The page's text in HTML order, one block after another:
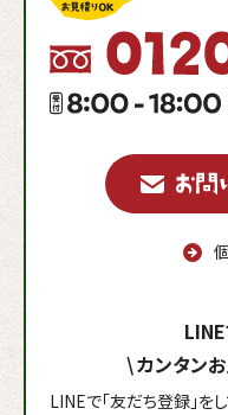
\カンタンお
LINEで「友だち登録」